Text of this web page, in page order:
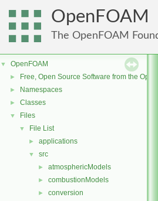
OpenFOAM
The OpenFOAM
▼ OpenFOAM
► Free, Open Source Software from the
► Namespaces
► Classes
▼ Files
▼ File List
► applications
▼ src
► atmosphericModels
► combustionModels
► conversion